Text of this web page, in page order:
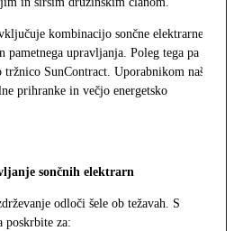
kombinacijo sončne elektrarne,
pametnega upravljanja. Poleg tega pa
SunContract. Uporabnikom naša
prihranke in večjo energetsko
sončnih elektrarn
odloči šele ob težavah. S
poskrbite za: